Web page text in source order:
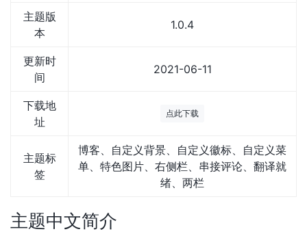
主题版
本
1.0.4
更新时
间
2021-06-11
下载地
址
点此下载
主题标
签
博客、自定义背景、自定义徽标、自定义菜
单、特色图片、右侧栏、串接评论、翻译就
绪、两栏
主题中文简介